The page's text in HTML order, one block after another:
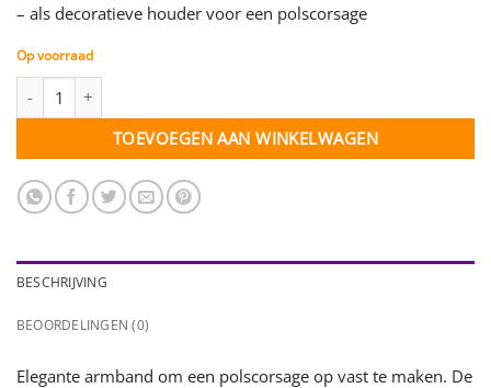
– als decoratieve houder voor een polscorsage
Op voorraad
TOEVOEGEN AAN WINKELWAGEN
BESCHRIJVING
BEOORDELINGEN (0)
Elegante armband om een polscorsage op vast te maken. De